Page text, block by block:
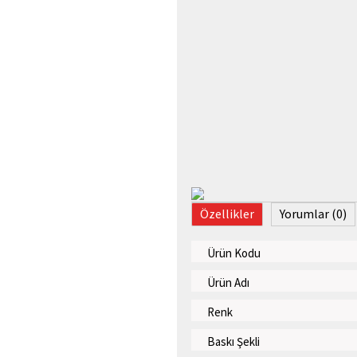
Özellikler Yorumlar (0)
Ürün Kodu
Ürün Adı
Renk
Baskı Şekli